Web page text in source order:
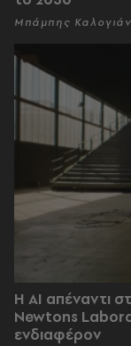
Μπάμπης
Η AI απέναντι
Newtons
ενδιαφέρον